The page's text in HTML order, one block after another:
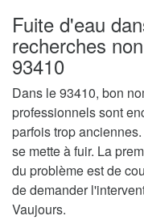
Fuite d'eau
recherches
93410
Dans le 93410, bon
professionnels sont
parfois trop
se mette à fuir. La
du problème est de
de demander
Vaujours.